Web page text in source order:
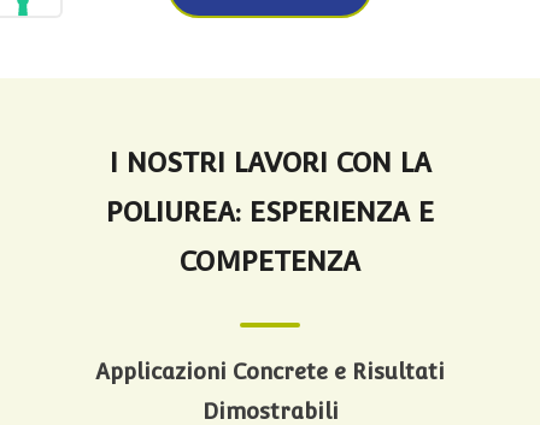
I NOSTRI LAVORI CON LA
POLIUREA: ESPERIENZA E
COMPETENZA
Applicazioni Concrete e Risultati
Dimostrabili